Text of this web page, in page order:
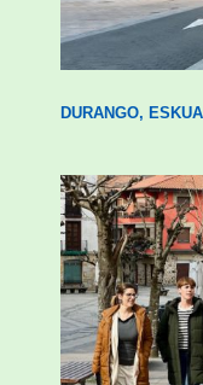
Udal
ordenantza
DURANGO,